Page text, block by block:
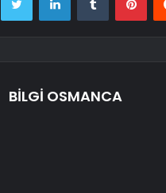
BİLGİ OSMANCA